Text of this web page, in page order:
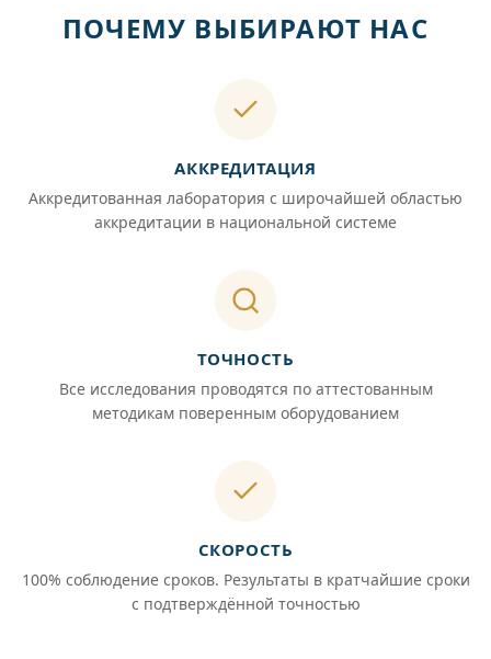
ПОЧЕМУ ВЫБИРАЮТ НАС
АККРЕДИТАЦИЯ
Аккредитованная лаборатория с широчайшей областью
аккредитации в национальной системе
ТОЧНОСТЬ
Все исследования проводятся по аттестованным
методикам поверенным оборудованием
СКОРОСТЬ
100% соблюдение сроков. Результаты в кратчайшие сроки
с подтверждённой точностью